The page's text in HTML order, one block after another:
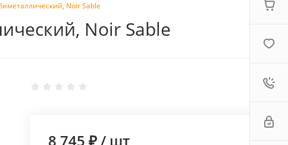
Noir Sable
Noir Sable
8 745 ₽/ шт